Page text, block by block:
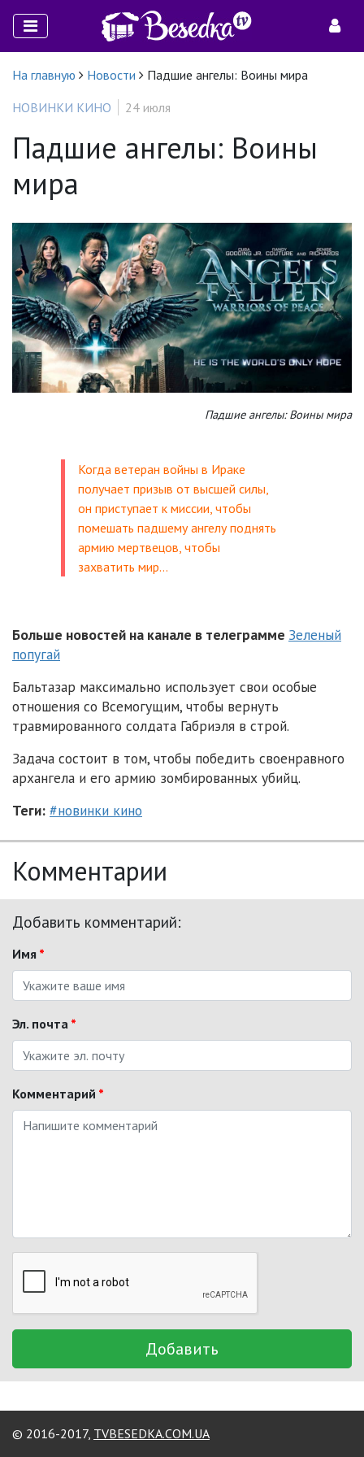
На главную Новости
Падшие ангелы: Воины мира
НОВИНКИ КИНО
24 июля
Падшие ангелы: Воины
мира
Падшие ангелы: Воины мира
Когда ветеран войны в Ираке
получает призыв от высшей силы,
он приступает к миссии, чтобы
помешать падшему ангелу поднять
армию мертвецов, чтобы
захватить мир…
Больше новостей на канале в телеграмме Зеленый
попугай
Бальтазар максимально использует свои особые
отношения со Всемогущим, чтобы вернуть
травмированного солдата Габриэля в строй.
Задача состоит в том, чтобы победить своенравного
архангела и его армию зомбированных убийц.
Теги: #новинки кино
Комментарии
Добавить комментарий:
Имя *
Эл. почта *
Комментарий *
Добавить
© 2016-2017, TVBESEDKA.COM.UA